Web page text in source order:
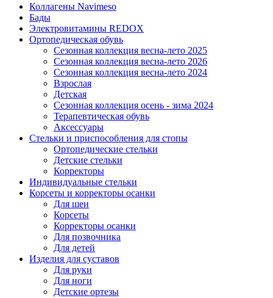
Коллагены Navimeso
Бады
Электровитамины REDOX
Ортопедическая обувь
Сезонная коллекция весна-лето 2025
Сезонная коллекция весна-лето 2026
Сезонная коллекция весна-лето 2024
Взрослая
Детская
Сезонная коллекция осень - зима 2024
Терапевтическая обувь
Аксессуары
Стельки и приспособления для стопы
Ортопедические стельки
Детские стельки
Корректоры
Индивидуальные стельки
Корсеты и корректоры осанки
Для шеи
Корсеты
Корректоры осанки
Для позвочника
Для детей
Изделия для суставов
Для руки
Для ноги
Детские ортезы